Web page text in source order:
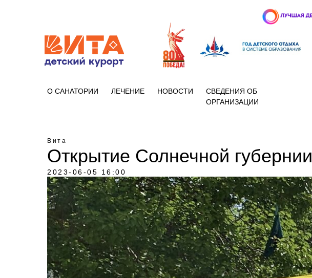
+7 (86133) 97-888
О САНАТОРИИ НОВОСТИ
СВЕДЕНИЯ ОБ
ОРГАНИЗАЦИИ
ЛЕЧЕНИЕ
Вита
Открытие Солнечной губернии
2023-06-05 16:00